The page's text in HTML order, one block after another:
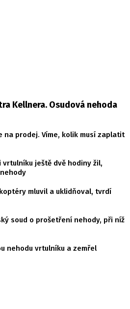
Kellnera. Osudová nehoda
na prodej. Víme, kolik musí zaplatit
ještě dvě hodiny žil,
mluvil a uklidňoval, tvrdí
soud o prošetření nehody, při níž
nehodu vrtulníku a zemřel